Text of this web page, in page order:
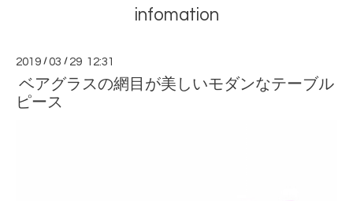
infomation
2019 /03 / 29 12:31
ベアグラスの網目が美しいモダンなテーブル
ピース